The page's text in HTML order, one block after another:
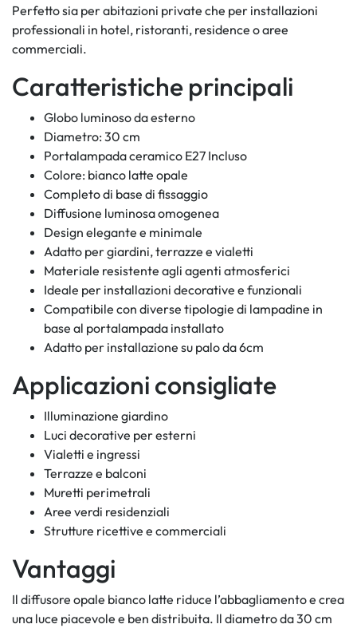
Perfetto sia per abitazioni private che per installazioni
professionali in hotel, ristoranti, residence o aree
commerciali.
Caratteristiche principali
Globo luminoso da esterno
Diametro: 30 cm
Portalampada ceramico E27 Incluso
Colore: bianco latte opale
Completo di base di fissaggio
Diffusione luminosa omogenea
Design elegante e minimale
Adatto per giardini, terrazze e vialetti
Materiale resistente agli agenti atmosferici
Ideale per installazioni decorative e funzionali
Compatibile con diverse tipologie di lampadine in
base al portalampada installato
Adatto per installazione su palo da 6cm
Applicazioni consigliate
Illuminazione giardino
Luci decorative per esterni
Vialetti e ingressi
Terrazze e balconi
Muretti perimetrali
Aree verdi residenziali
Strutture ricettive e commerciali
Vantaggi
Il diffusore opale bianco latte riduce l’abbagliamento e crea
una luce piacevole e ben distribuita. Il diametro da 30 cm